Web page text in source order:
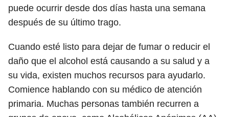
puede ocurrir desde dos días hasta una semana
después de su último trago.
Cuando esté listo para dejar de fumar o reducir el
daño que el alcohol está causando a su salud y a
su vida, existen muchos recursos para ayudarlo.
Comience hablando con su médico de atención
primaria. Muchas personas también recurren a